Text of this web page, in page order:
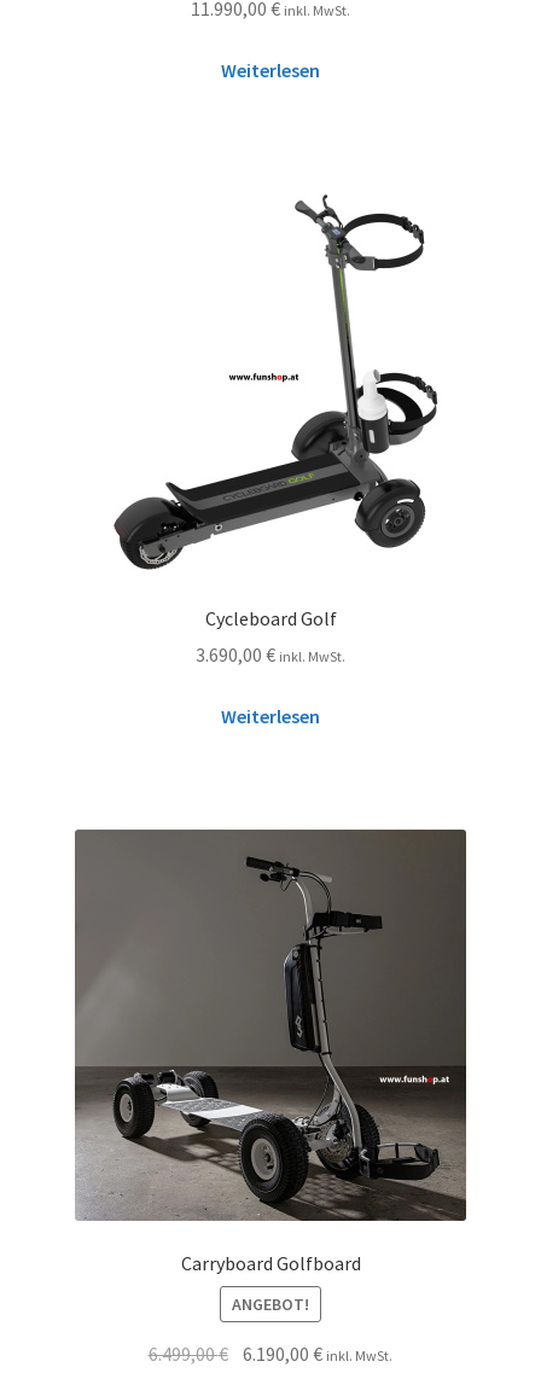
11.990,00 € inkl. MwSt.
Weiterlesen
Cycleboard Golf
3.690,00 € inkl. MwSt.
Weiterlesen
Carryboard Golfboard
ANGEBOT!
6.499,00€ 6.190,00€ inkl. MwSt.